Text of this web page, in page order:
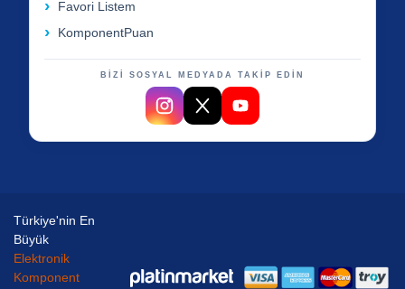
Favori Listem
KomponentPuan
BİZİ SOSYAL MEDYADA TAKİP EDİN
Türkiye'nin En
Büyük
Elektronik
Komponent